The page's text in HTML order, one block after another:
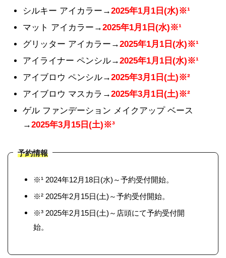
シルキー アイカラー→2025年1月1日(水)※¹
マット アイカラー→2025年1月1日(水)※¹
グリッター アイカラー→2025年1月1日(水)※¹
アイライナー ペンシル→2025年1月1日(水)※¹
アイブロウ ペンシル→2025年3月1日(土)※²
アイブロウ マスカラ→2025年3月1日(土)※²
ゲル ファンデーション メイクアップ ベース
→2025年3月15日(土)※³
予約情報
※¹ 2024年12月18日(水)～予約受付開始。
※² 2025年2月15日(土)～予約受付開始。
※³ 2025年2月15日(土)～店頭にて予約受付開
始。